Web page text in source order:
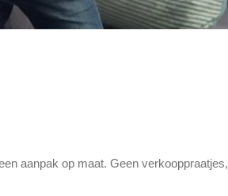
aanpak op maat. Geen verkooppraatjes,